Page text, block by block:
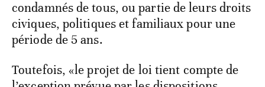
condamnés de tous, ou partie de leurs droits
civiques, politiques et familiaux pour une
période de 5 ans.
Toutefois, «le projet de loi tient compte de